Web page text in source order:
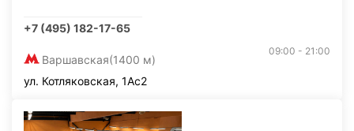
+7 (495) 182-17-65
Варшавская(1400 м)
09:00 - 21:00
ул. Котляковская, 1Ас2